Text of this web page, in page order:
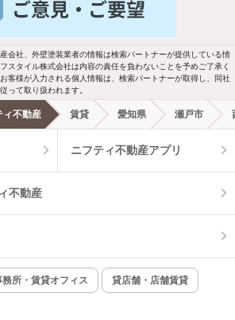
独立洗面台
都市ガス
オートロック
インターネット無料
件が見つかり次第、メ
ます
着メール通知を受け取る
会社、外壁塗装業者の情報は検索パートナーが提供している情
スタイル株式会社は内容の責任を負わないことを予めご了承く
客様が入力される個人情報は、検索パートナーが取得し、同社
って取り扱われます。
ィ不動産 賃貸 愛知県 瀬戸市
ニフティ不動産アプリ
不動産
務所・賃貸オフィス 貸店舗・店舗賃貸